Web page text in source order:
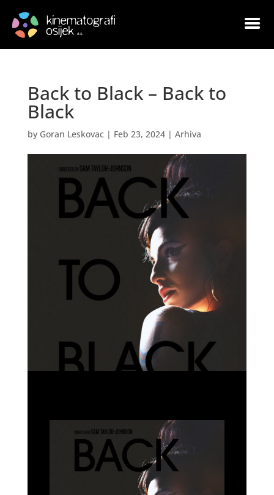
Back to Black – Back to
Black
by Goran Leskovac| Feb 23, 2024| Arhiva